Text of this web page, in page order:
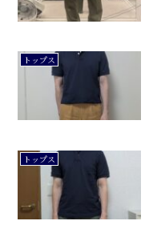
トップス
トップス